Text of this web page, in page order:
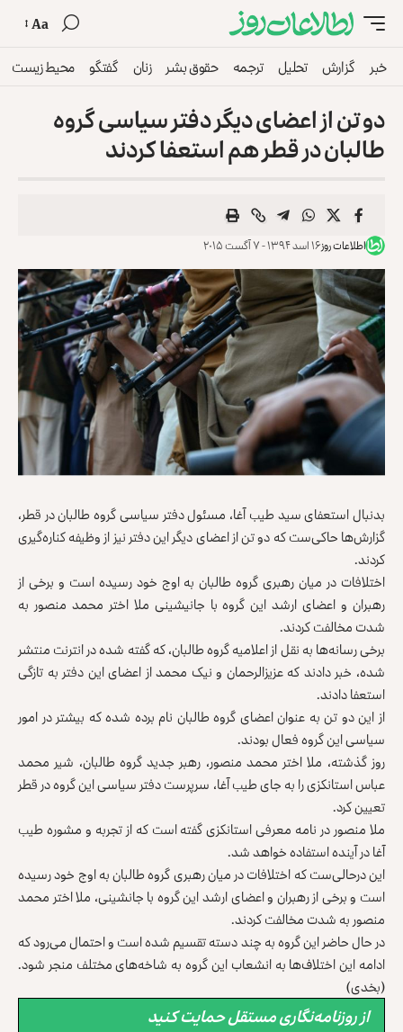
Aa
خبر گزارش تحلیل ترجمه حقوق بشر زنان گفتگو محیط زیست
دو تن از اعضای دیگر دفتر سیاسی گروه
طالبان در قطر هم استعفا کردند
اطلاعات روز۱۶ اسد ۱۳۹۴ - ۷ آگست ۲۰۱۵
بدنبال استعفای سید طیب آغا، مسئول دفتر سیاسی گروه طالبان در قطر،
گزارش‌ها حاکی‌ست که دو تن از اعضای دیگر این دفتر نیز از وظیفه کناره‌گیری
کردند.
اختلافات در میان رهبری گروه طالبان به اوج خود رسیده است و برخی از
رهبران و اعضای ارشد این گروه با جانیشینی ملا اختر محمد منصور به
شدت مخالفت کردند.
برخی رسانه‌ها به نقل از اعلامیه گروه طالبان، که گفته شده در انترنت منتشر
شده، خبر دادند که عزیزالرحمان و نیک محمد از اعضای این دفتر به تازگی
استعفا دادند.
از این دو تن به عنوان اعضای گروه طالبان نام برده شده که بیشتر در امور
سیاسی این گروه فعال بودند.
روز گذشته، ملا اختر محمد منصور، رهبر جدید گروه طالبان، شیر محمد
عباس استانکزی را به جای طیب آغا، سرپرست دفتر سیاسی این گروه در قطر
تعیین کرد.
ملا منصور در نامه معرفی استانکزی گفته است که از تجربه و مشوره طیب
آغا در آینده استفاده خواهد شد.
این درحالی‌ست که اختلافات در میان رهبری گروه طالبان به اوج خود رسیده
است و برخی از رهبران و اعضای ارشد این گروه با جانشینی، ملا اختر محمد
منصور به شدت مخالفت کردند.
در حال حاضر این گروه به چند دسته تقسیم شده است و احتمال می‌رود که
ادامه این اختلاف‌ها به انشعاب این گروه به شاخه‌های مختلف منجر شود.
(بخدی)
از روزنامه‌نگاری مستقل حمایت کنید